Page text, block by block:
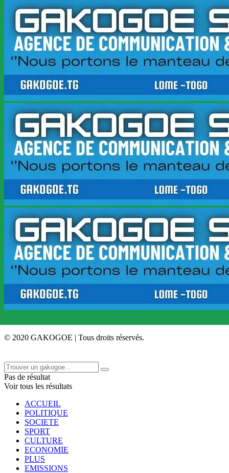
© 2020 GAKOGOE | Tous droits réservés.
Pas de résultat
Voir tous les résultats
ACCUEIL
POLITIQUE
SOCIETE
SPORT
CULTURE
ECONOMIE
PLUS
EMISSIONS